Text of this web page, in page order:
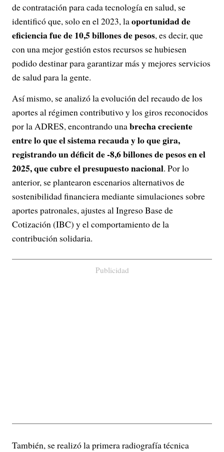
de contratación para cada tecnología en salud, se
identificó que, solo en el 2023, laoportunidad de
eficiencia fue de 10,5 billones de pesos, es decir, que
con una mejor gestión estos recursos se hubiesen
podido destinar para garantizar más y mejores servicios
de salud para la gente.
Así mismo, se analizó la evolución del recaudo de los
aportes al régimen contributivo y los giros reconocidos
por la ADRES, encontrando unabrecha creciente
entre lo que el sistema recauda y lo que gira,
registrando un déficit de -8,6 billones de pesos en el
2025, que cubre el presupuesto nacional. Por lo
anterior, se plantearon escenarios alternativos de
sostenibilidad financiera mediante simulaciones sobre
aportes patronales, ajustes al Ingreso Base de
Cotización (IBC) y el comportamiento de la
contribución solidaria.
Publicidad
También, se realizó la primera radiografía técnica